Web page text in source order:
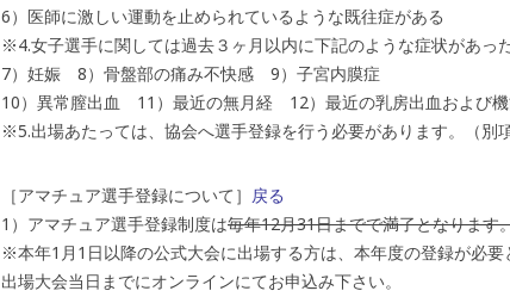
6）医師に激しい運動を止められているような既往症がある
※4.女子選手に関しては過去３ヶ月以内に下記のような症状があっ
7）妊娠 8）骨盤部の痛み不快感 9）子宮内膜症
10）異常膣出血 11）最近の無月経 12）最近の乳房出血および
※5.出場あたっては、協会へ選手登録を行う必要があります。（別項
［アマチュア選手登録について］ 戻る
1）アマチュア選手登録制度は毎年12月31日までで満了となります
※本年1月1日以降の公式大会に出場する方は、本年度の登録が必要
出場大会当日までにオンラインにてお申込み下さい。